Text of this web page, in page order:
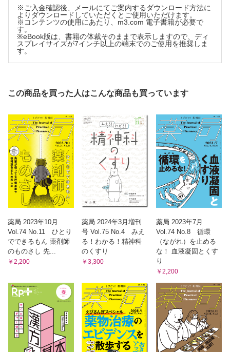
（青島 周一）
飲み合わせ研究所 子どもの服薬Tips
（小嶋 純，米子 真記）
Gebaita?! 薬剤師の語ログ
薬剤師力の型 新たな思考と行動プランを手に入れろ！
（前田 章光）
医薬品適正使用・育薬 フラッシュニュース
・SSRIの消化器系副作用リスクの比較
・スタチンの筋症状リスクはそれほど高くない？
（佐藤 宏樹，澤田 康文）
くすりのかたち外伝 わかる！使える！まいにち薬会話
〈第20回〉「前回の薬よりも作用（副作用）が〇〇です」（前
編）
（浅井 考介，柴田 奈央）
腫瘍薬学ハイライト
多発性骨髄腫の治療薬の進歩
（川西 正祐）
現場で働く薬剤師のための臨床薬学研究のオモテ・ウラ
（大井 一弥）
※ご入金確認後、メールにてご案内するダウンロード方法に
よりダウンロードしていただくとご使用いただけます。
※コンテンツの使用にあたり、m3.com 電子書籍が必要で
す。
※eBook版は、書籍の体裁そのままで表示しますので、ディ
スプレイサイズが7インチ以上の端末でのご使用を推奨しま
す。
この商品を買った人はこんな商品も買っています
薬局 2023年10月
Vol.74 No.11 ひとり
でできるもん 薬剤師
のものさし 先...
￥2,200
薬局 2024年3月増刊
号 Vol.75 No.4 みえ
る！わかる！精神科
のくすり
￥3,300
薬局 2023年7月
Vol.74 No.8 循環
（ながれ）を止める
な！ 血液凝固とくす
り
￥2,200